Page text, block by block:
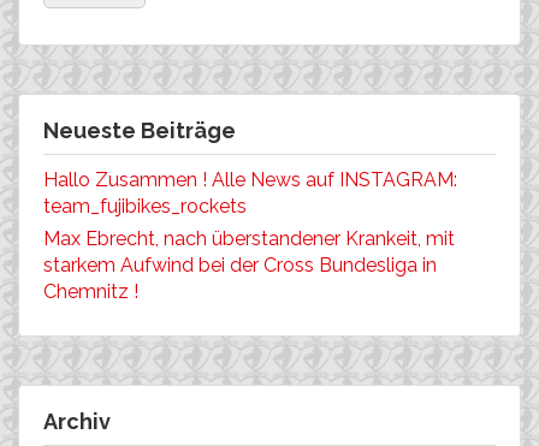
Neueste Beiträge
Hallo Zusammen ! Alle News auf INSTAGRAM:
team_fujibikes_rockets
Max Ebrecht, nach überstandener Krankeit, mit
starkem Aufwind bei der Cross Bundesliga in
Chemnitz !
Archiv